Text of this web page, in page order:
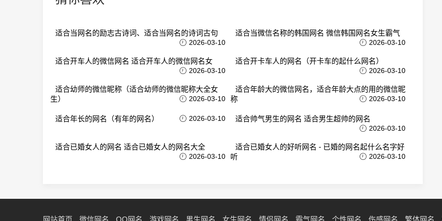
适合当网名的励志古诗词、适合当网名的诗词古句
2026-03-10
适合当微信名称的韩国网名 微信韩国网名女生霸气
2026-03-10
适合开车人的微信网名 适合开车人的微信网名女
2026-03-10
适合开卡车人的网名（开卡车的起什么网名）
2026-03-10
适合幼师的微信昵称（适合幼师的微信昵称大全女
生）
2026-03-10
适合年龄大的微信网名，适合年龄大点的用的微信昵
称
2026-03-10
适合年长的网名（有年的网名） 2026-03-10 适合帅气男生的网名 适合男生超帅的网名
2026-03-10
适合已婚女人的网名 适合已婚女人的网名大全
2026-03-10
适合已婚女人的好听网名 - 已婚的网名起什么名字好
听
2026-03-10
网站首页 微信网名 QQ网名 游戏网名 男生网名 女生网名 情侣网名 霸气网名 个性网名 伤感网名 繁体网名